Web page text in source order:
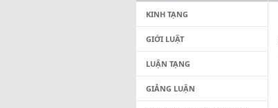
KINH TẠNG
GIỚI LUẬT
LUẬN TẠNG
GIẢNG LUẬN